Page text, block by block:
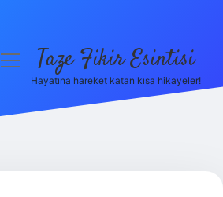
menüyüTaze Fikir Esintisi
Hayatına hareket katan kısa hikayeler!